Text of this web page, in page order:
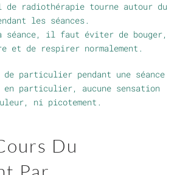
de radiothérapie tourne autour du
les séances.
séance, il faut éviter de bouger,
et de respirer normalement.
de particulier pendant une séance
en particulier, aucune sensation
ni picotement.
Du